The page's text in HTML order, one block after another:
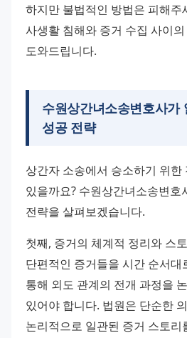
하지만 불법적인 방법은 피해주
사생활 침해와 증거 수집 사이
도와드립니다.
수원상간녀소송변호사가
성공 전략
상간자 소송에서 승소하기 위한
있을까요? 수원상간녀소송변호
전략을 살펴보겠습니다.
첫째, 증거의 체계적 정리와 스
단편적인 증거들을 시간 순서대
통해 외도 관계의 전개 과정을
있어야 합니다. 법원은 단순한
논리적으로 일관된 증거 스토리